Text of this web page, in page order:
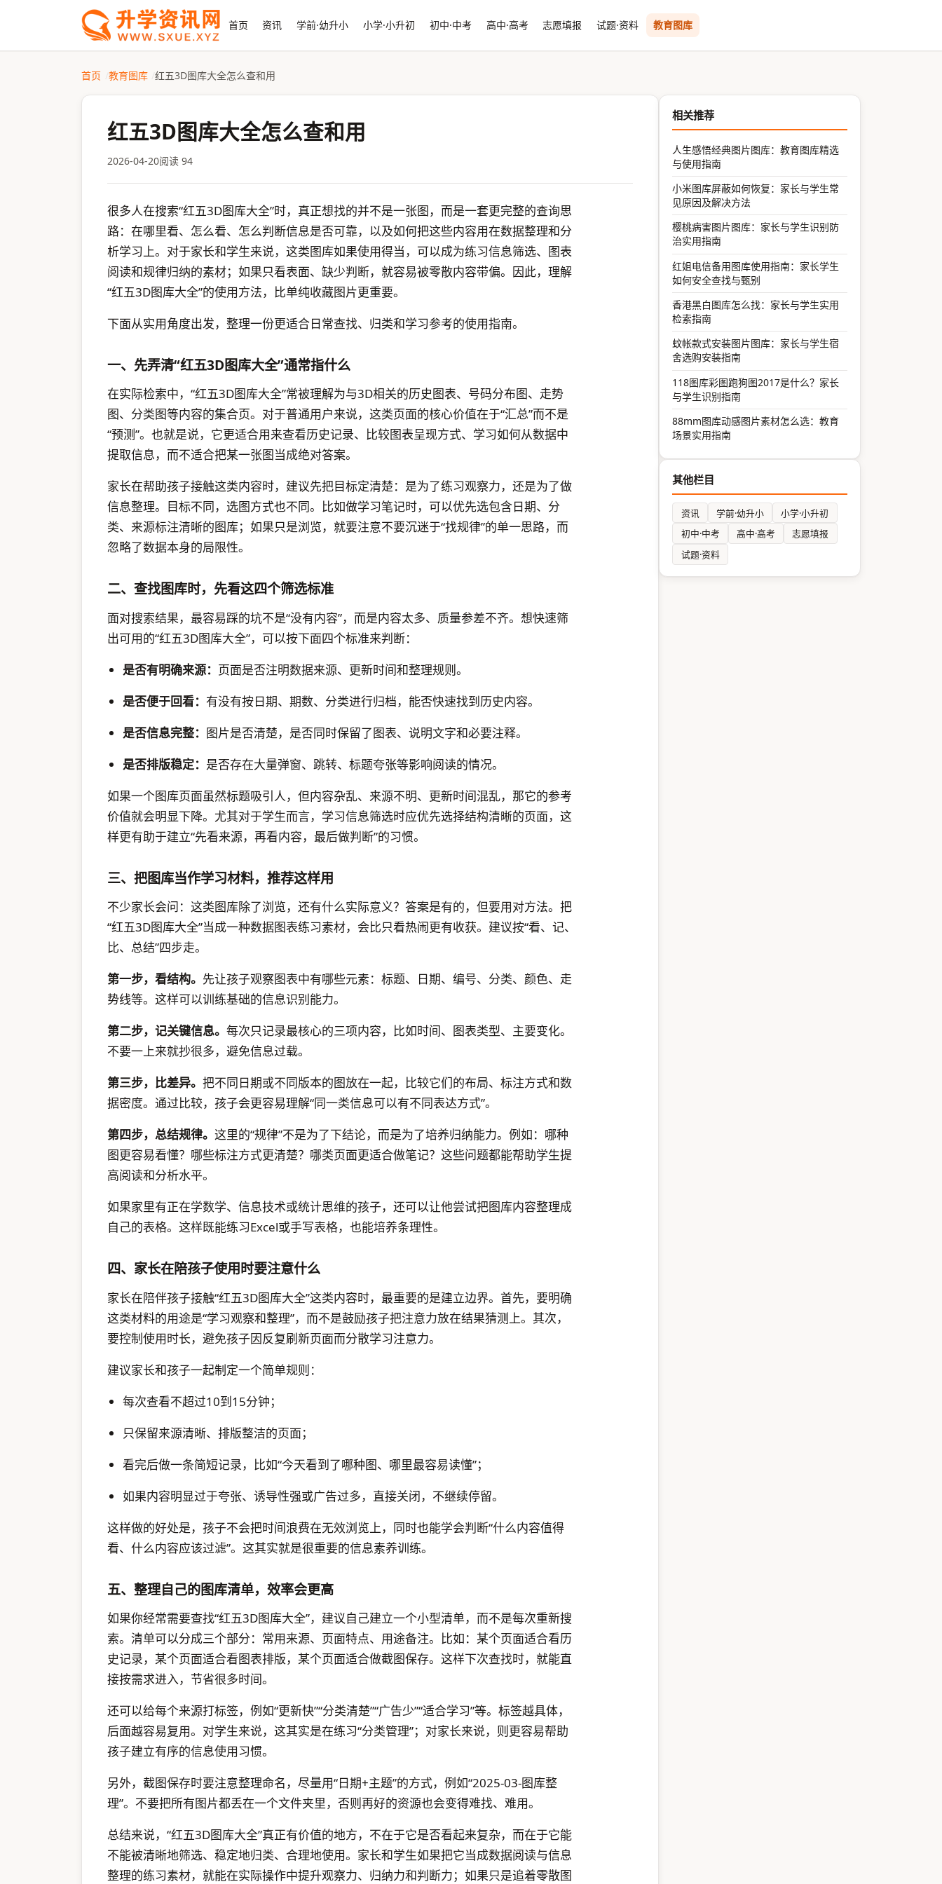
首页 资讯 学前·幼升小 小学·小升初 初中·中考 高中·高考 志愿填报 试题·资料 教育图库
首页 教育图库 红五3D图库大全怎么查和用
红五3D图库大全怎么查和用
2026-04-20阅读 94
很多人在搜索“红五3D图库大全”时，真正想找的并不是一张图，而是一套更完整的查询思
路：在哪里看、怎么看、怎么判断信息是否可靠，以及如何把这些内容用在数据整理和分
析学习上。对于家长和学生来说，这类图库如果使用得当，可以成为练习信息筛选、图表
阅读和规律归纳的素材；如果只看表面、缺少判断，就容易被零散内容带偏。因此，理解
“红五3D图库大全”的使用方法，比单纯收藏图片更重要。
下面从实用角度出发，整理一份更适合日常查找、归类和学习参考的使用指南。
一、先弄清“红五3D图库大全”通常指什么
在实际检索中，“红五3D图库大全”常被理解为与3D相关的历史图表、号码分布图、走势
图、分类图等内容的集合页。对于普通用户来说，这类页面的核心价值在于“汇总”而不是
“预测”。也就是说，它更适合用来查看历史记录、比较图表呈现方式、学习如何从数据中
提取信息，而不适合把某一张图当成绝对答案。
家长在帮助孩子接触这类内容时，建议先把目标定清楚：是为了练习观察力，还是为了做
信息整理。目标不同，选图方式也不同。比如做学习笔记时，可以优先选包含日期、分
类、来源标注清晰的图库；如果只是浏览，就要注意不要沉迷于“找规律”的单一思路，而
忽略了数据本身的局限性。
二、查找图库时，先看这四个筛选标准
面对搜索结果，最容易踩的坑不是“没有内容”，而是内容太多、质量参差不齐。想快速筛
出可用的“红五3D图库大全”，可以按下面四个标准来判断：
是否有明确来源： 页面是否注明数据来源、更新时间和整理规则。
是否便于回看： 有没有按日期、期数、分类进行归档，能否快速找到历史内容。
是否信息完整： 图片是否清楚，是否同时保留了图表、说明文字和必要注释。
是否排版稳定： 是否存在大量弹窗、跳转、标题夸张等影响阅读的情况。
如果一个图库页面虽然标题吸引人，但内容杂乱、来源不明、更新时间混乱，那它的参考
价值就会明显下降。尤其对于学生而言，学习信息筛选时应优先选择结构清晰的页面，这
样更有助于建立“先看来源，再看内容，最后做判断”的习惯。
三、把图库当作学习材料，推荐这样用
不少家长会问：这类图库除了浏览，还有什么实际意义？答案是有的，但要用对方法。把
“红五3D图库大全”当成一种数据图表练习素材，会比只看热闹更有收获。建议按“看、记、
比、总结”四步走。
第一步，看结构。 先让孩子观察图表中有哪些元素：标题、日期、编号、分类、颜色、走
势线等。这样可以训练基础的信息识别能力。
第二步，记关键信息。 每次只记录最核心的三项内容，比如时间、图表类型、主要变化。
不要一上来就抄很多，避免信息过载。
第三步，比差异。 把不同日期或不同版本的图放在一起，比较它们的布局、标注方式和数
据密度。通过比较，孩子会更容易理解“同一类信息可以有不同表达方式”。
第四步，总结规律。 这里的“规律”不是为了下结论，而是为了培养归纳能力。例如：哪种
图更容易看懂？哪些标注方式更清楚？哪类页面更适合做笔记？这些问题都能帮助学生提
高阅读和分析水平。
如果家里有正在学数学、信息技术或统计思维的孩子，还可以让他尝试把图库内容整理成
自己的表格。这样既能练习Excel或手写表格，也能培养条理性。
四、家长在陪孩子使用时要注意什么
家长在陪伴孩子接触“红五3D图库大全”这类内容时，最重要的是建立边界。首先，要明确
这类材料的用途是“学习观察和整理”，而不是鼓励孩子把注意力放在结果猜测上。其次，
要控制使用时长，避免孩子因反复刷新页面而分散学习注意力。
建议家长和孩子一起制定一个简单规则：
每次查看不超过10到15分钟；
只保留来源清晰、排版整洁的页面；
看完后做一条简短记录，比如“今天看到了哪种图、哪里最容易读懂”；
如果内容明显过于夸张、诱导性强或广告过多，直接关闭，不继续停留。
这样做的好处是，孩子不会把时间浪费在无效浏览上，同时也能学会判断“什么内容值得
看、什么内容应该过滤”。这其实就是很重要的信息素养训练。
五、整理自己的图库清单，效率会更高
如果你经常需要查找“红五3D图库大全”，建议自己建立一个小型清单，而不是每次重新搜
索。清单可以分成三个部分：常用来源、页面特点、用途备注。比如：某个页面适合看历
史记录，某个页面适合看图表排版，某个页面适合做截图保存。这样下次查找时，就能直
接按需求进入，节省很多时间。
还可以给每个来源打标签，例如“更新快”“分类清楚”“广告少”“适合学习”等。标签越具体，
后面越容易复用。对学生来说，这其实是在练习“分类管理”；对家长来说，则更容易帮助
孩子建立有序的信息使用习惯。
另外，截图保存时要注意整理命名，尽量用“日期+主题”的方式，例如“2025-03-图库整
理”。不要把所有图片都丢在一个文件夹里，否则再好的资源也会变得难找、难用。
总结来说，“红五3D图库大全”真正有价值的地方，不在于它是否看起来复杂，而在于它能
不能被清晰地筛选、稳定地归类、合理地使用。家长和学生如果把它当成数据阅读与信息
整理的练习素材，就能在实际操作中提升观察力、归纳力和判断力；如果只是追着零散图
相关推荐
人生感悟经典图片图库：教育图库精选
与使用指南
小米图库屏蔽如何恢复：家长与学生常
见原因及解决方法
樱桃病害图片图库：家长与学生识别防
治实用指南
红姐电信备用图库使用指南：家长学生
如何安全查找与甄别
香港黑白图库怎么找：家长与学生实用
检索指南
蚊帐款式安装图片图库：家长与学生宿
舍选购安装指南
118图库彩图跑狗图2017是什么？家长
与学生识别指南
88mm图库动感图片素材怎么选：教育
场景实用指南
其他栏目
资讯 学前·幼升小
小学·小升初
初中·中考
高中·高考
志愿填报
试题·资料